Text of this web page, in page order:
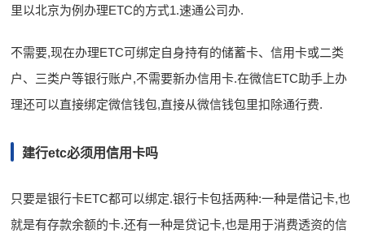
里以北京为例办理ETC的方式1.速通公司办.
不需要,现在办理ETC可绑定自身持有的储蓄卡、信用卡或二类
户、三类户等银行账户,不需要新办信用卡.在微信ETC助手上办
理还可以直接绑定微信钱包,直接从微信钱包里扣除通行费.
建行etc必须用信用卡吗
只要是银行卡ETC都可以绑定.银行卡包括两种:一种是借记卡,也
就是有存款余额的卡.还有一种是贷记卡,也是用于消费透资的信